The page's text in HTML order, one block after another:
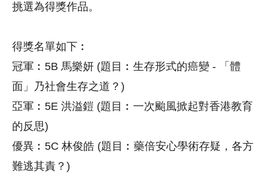
挑選為得獎作品。
得獎名單如下︰
冠軍︰5B 馬樂妍 (題目︰生存形式的癌變 - 「體
面」乃社會生存之道？)
亞軍︰5E 洪溢鎧 (題目︰一次颱風掀起對香港教育
的反思)
優異︰5C 林俊皓 (題目︰藥倍安心學術存疑，各方
難逃其責？)